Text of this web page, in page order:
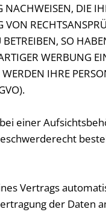
DIE
SO
WERBUNG
IHRE
einer
Vertrags
der